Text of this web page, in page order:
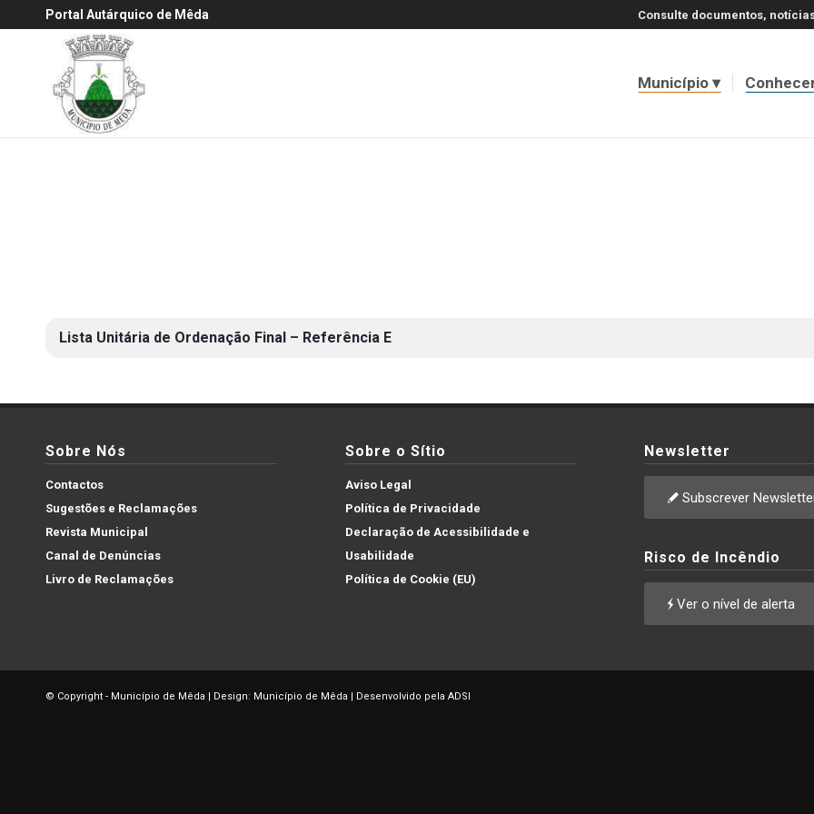
Portal Autárquico de Mêda Consulte documentos,
Município
Lista Unitária de Ordenação Final – Referência E
Sobre Nós
Contactos
Sugestões e Reclamações
Revista Municipal
Canal de Denúncias
Livro de Reclamações
Sobre o Sítio
Aviso Legal
Política de Privacidade
Declaração de Acessibilidade e
Usabilidade
Política de Cookie (EU)
Newsletter
Subscrever
Risco de Incêndio
Ver o nível de alerta
© Copyright - Município de Mêda | Design: Município de Mêda | Desenvolvido pela ADSI